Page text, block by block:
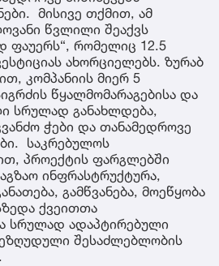
მისივე თქმით, ამ
წვლილი შეაქვს
ფაუერს“, რომელიც 12.5
ახორციელებს. ზურაბ
კომპანიის მიერ 5
წყალმომარაგებისა და
სრულად განახლდება,
ჭები და თანამედროვე
საკრებულოს
პროექტის ფარგლებში
ინფრასტრუქტურა,
გამწვანება, მოეწყობა
ქვეითთა
სრულად ადაპტირებული
შესაძლებლობის